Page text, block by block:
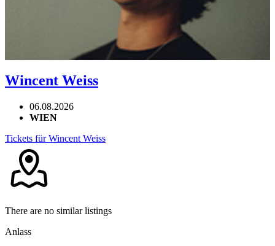
Wincent Weiss
06.08.2026
WIEN
Tickets für Wincent Weiss
There are no similar listings
Anlass